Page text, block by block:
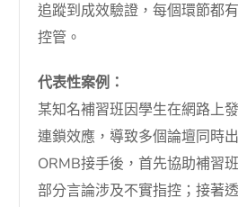
追蹤到成效驗證，每個環節都
控管。
代表性案例：
某知名補習班因學生在網路上
連鎖效應，導致多個論壇同時
ORMB接手後，首先協助補習
部分言論涉及不實指控；接著